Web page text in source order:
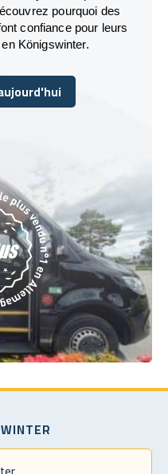
pourquoi des
confiance pour leurs
Königswinter.